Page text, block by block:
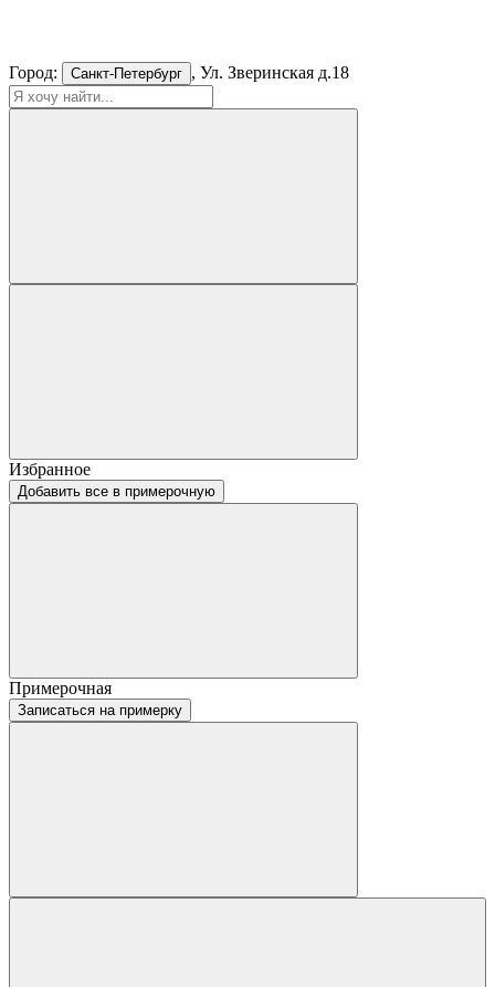
Город: Санкт-Петербург , Ул. Зверинская д.18
Избранное
Добавить все в примерочную
Примерочная
Записаться на примерку